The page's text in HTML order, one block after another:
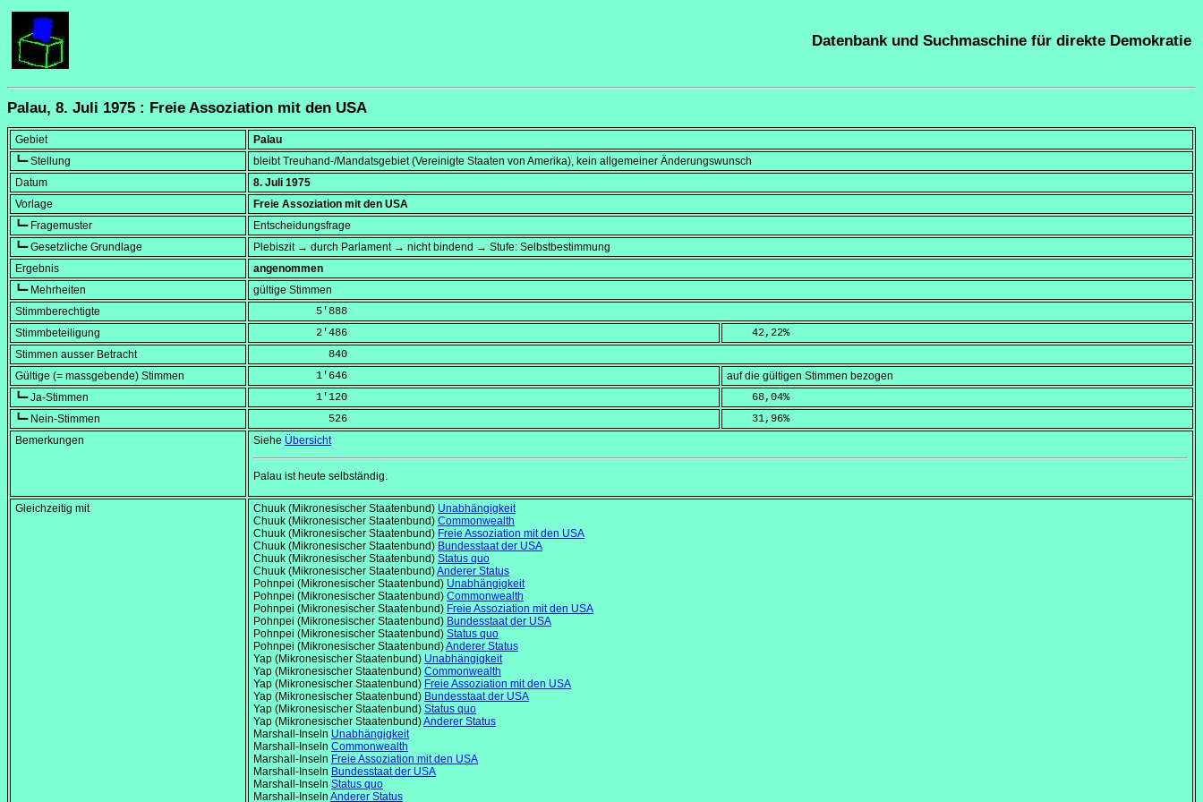
Datenbank und Suchmaschine für direkte Demokratie
Palau, 8. Juli 1975 : Freie Assoziation mit den USA
Gebiet
Palau
┗━ Stellung
bleibt Treuhand-/Mandatsgebiet (Vereinigte Staaten von Amerika), kein allgemeiner Änderungswunsch
Datum
8. Juli 1975
Vorlage
Freie Assoziation mit den USA
┗━ Fragemuster
Entscheidungsfrage
┗━ Gesetzliche Grundlage
Plebiszit → durch Parlament → nicht bindend → Stufe: Selbstbestimmung
Ergebnis
angenommen
┗━ Mehrheiten
gültige Stimmen
Stimmberechtigte
          5'888
Stimmbeteiligung
          2'486
    42,22
%
Stimmen ausser Betracht
            840
Gültige (= massgebende) Stimmen
          1'646
auf die gültigen Stimmen bezogen
┗━ Ja-Stimmen
          1'120
    68,04
%
┗━ Nein-Stimmen
            526
    31,96
%
Bemerkungen
Siehe Übersicht
Palau ist heute selbständig.
Gleichzeitig mit Chuuk (Mikronesischer Staatenbund) Unabhängigkeit
Chuuk (Mikronesischer Staatenbund) Commonwealth
Chuuk (Mikronesischer Staatenbund) Freie Assoziation mit den USA
Chuuk (Mikronesischer Staatenbund) Bundesstaat der USA
Chuuk (Mikronesischer Staatenbund) Status quo
Chuuk (Mikronesischer Staatenbund)Anderer Status
Pohnpei (Mikronesischer Staatenbund) Unabhängigkeit
Pohnpei (Mikronesischer Staatenbund) Commonwealth
Pohnpei (Mikronesischer Staatenbund) Freie Assoziation mit den USA
Pohnpei (Mikronesischer Staatenbund) Bundesstaat der USA
Pohnpei (Mikronesischer Staatenbund) Status quo
Pohnpei (Mikronesischer Staatenbund)Anderer Status
Yap (Mikronesischer Staatenbund) Unabhängigkeit
Yap (Mikronesischer Staatenbund) Commonwealth
Yap (Mikronesischer Staatenbund) Freie Assoziation mit den USA
Yap (Mikronesischer Staatenbund) Bundesstaat der USA
Yap (Mikronesischer Staatenbund) Status quo
Yap (Mikronesischer Staatenbund)Anderer Status
Marshall-Inseln Unabhängigkeit
Marshall-Inseln Commonwealth
Marshall-Inseln Freie Assoziation mit den USA
Marshall-Inseln Bundesstaat der USA
Marshall-Inseln Status quo
Marshall-Inseln Anderer Status